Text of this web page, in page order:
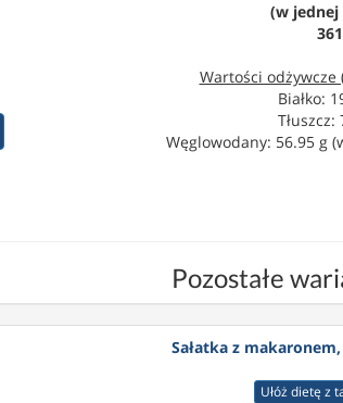
(w
361
Wartości
Białko:
Tłuszcz:
Węglowodany: 56.95 g
Pozostałe
Sałatka z
Ułóż dietę z